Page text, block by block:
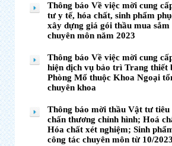
Thông báo Về việc mời cung
tư y tế, hóa chất, sinh phẩm
xây dựng giá gói thầu mua sắm
chuyên môn năm 2023
Thông báo Về việc mời cung
hiện dịch vụ bảo trì Trang thiết
Phòng Mổ thuộc Khoa Ngoại
chuyên khoa
Thông báo mời thầu Vật tư
chấn thương chỉnh hình; Hoá
Hóa chất xét nghiệm; Sinh
công tác chuyên môn từ 10/